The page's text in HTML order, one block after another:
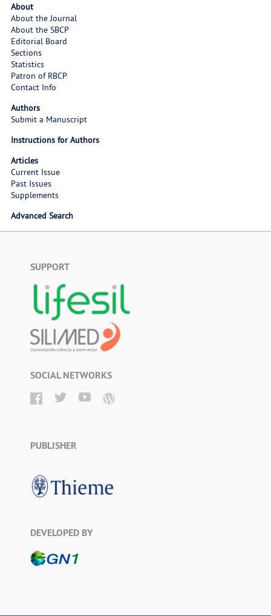
About
About the Journal
About the SBCP
Editorial Board
Sections
Statistics
Patron of RBCP
Contact Info
Authors
Submit a Manuscript
Instructions for Authors
Articles
Current Issue
Past Issues
Supplements
Advanced Search
SUPPORT
SOCIAL NETWORKS
PUBLISHER
DEVELOPED BY